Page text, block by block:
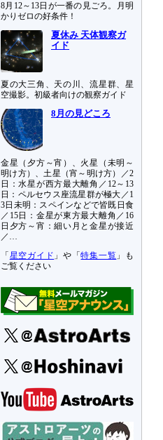
8月12～13日が一番の見ごろ。月明
かりゼロの好条件！
夏休み 天体観察ガ
イド
夏の大三角、天の川、流星群、星
空撮影。初級者向けの観察ガイド
8月の見どころ
金星（夕方～宵）、火星（未明～
明け方）、土星（宵～明け方）／2
日：水星が西方最大離角／12～13
日：ペルセウス座流星群が極大／1
3日未明：スペインなどで皆既日食
／15日：金星が東方最大離角／16
日夕方～宵：細い月と金星が接近
／…
「 星空ガイド 」や「特集一覧 」も
ご覧ください